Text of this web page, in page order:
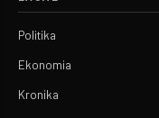
Politika
Ekonomia
Kronika